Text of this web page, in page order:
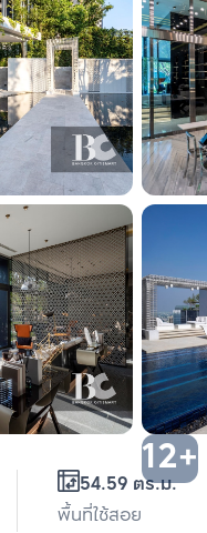
12+
54.59 ตร.ม.
พื้นที่ใช้สอย
ยบ
เปรียบเที
ลบทั้งหมด